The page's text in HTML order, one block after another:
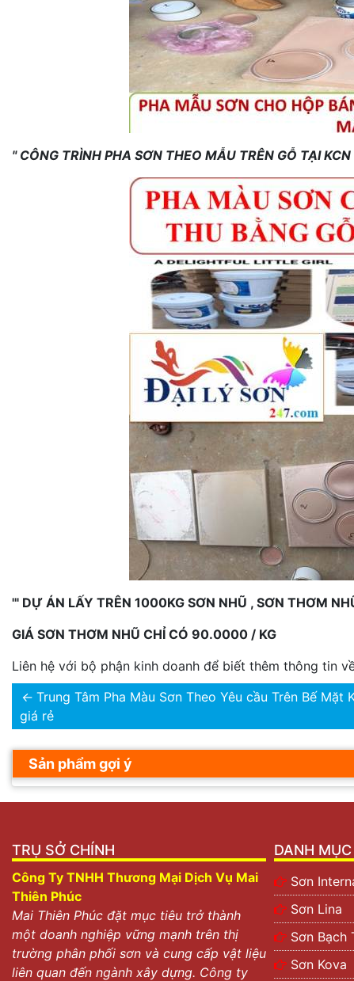
" CÔNG TRÌNH PHA SƠN THEO MẪU TRÊN GỖ TẠI
'" DỰ ÁN LẤY TRÊN 1000KG SƠN NHŨ , SƠN THƠM
GIÁ SƠN THƠM NHŨ CHỈ CÓ 90.0000 / KG
Liên hệ với bộ phận kinh doanh để biết thêm thông tin
← Trung Tâm Pha Màu Sơn Theo Yêu cầu Trên Bế Mặt
giá rẻ
Sản phẩm gợi ý
TRỤ SỞ CHÍNH
Công Ty TNHH Thương Mại Dịch Vụ Mai
Thiên Phúc
Mai Thiên Phúc đặt mục tiêu trở thành
một doanh nghiệp vững mạnh trên thị
trường phân phối sơn và cung cấp vật liệu
liên quan đến ngành xây dựng. Công ty
DANH
Sơn
Sơn Lina
Sơn Bạch
Sơn Kova